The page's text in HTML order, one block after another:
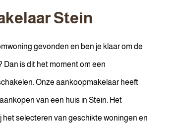
Stein
gevonden en ben je klaar om de
is dit het moment om een
Onze aankoopmakelaar heeft
van een huis in Stein. Het
selecteren van geschikte woningen en